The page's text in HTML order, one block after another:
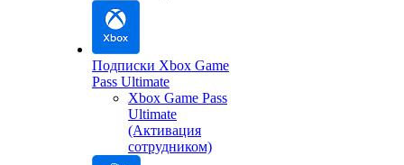
Подписки Xbox Game
Pass Ultimate
Xbox Game Pass
Ultimate
(Активация
сотрудником)